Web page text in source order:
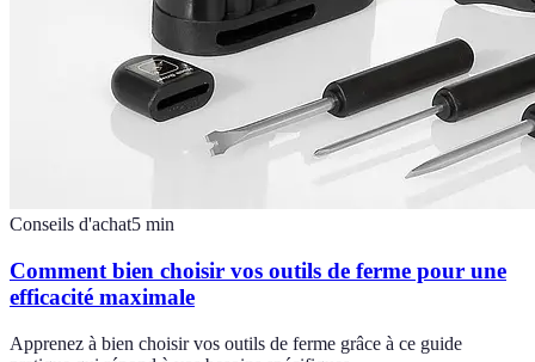
Conseils d'achat5 min
Comment bien choisir vos outils de ferme pour une
efficacité maximale
Apprenez à bien choisir vos outils de ferme grâce à ce guide